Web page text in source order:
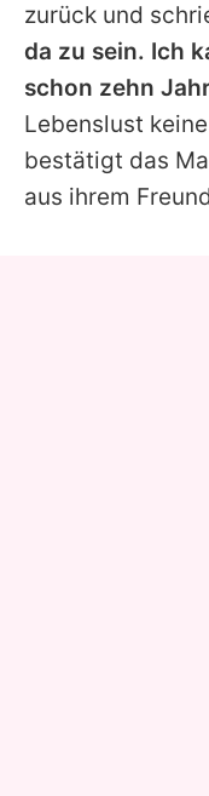
zurück und
da zu sein. Ich
schon zehn
Lebenslust
bestätigt das
aus ihrem